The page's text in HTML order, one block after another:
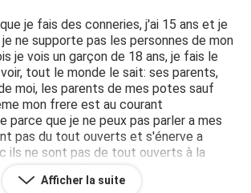
je fais des conneries, j'ai 15 ans et je
ne supporte pas les personnes de mon
je vois un garçon de 18 ans, je fais le
tout le monde le sait: ses parents,
moi, les parents de mes potes sauf
mon frere est au courant
parce que je ne peux pas parler a mes
pas du tout ouverts et s'énerve a
ils ne sont pas de tout ouverts à la
peux plus je n'imagine même pas si ma
Je ne peux me confier à personne
Afficher la suite